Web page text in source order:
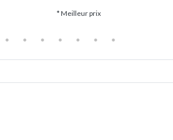
* Meilleur prix